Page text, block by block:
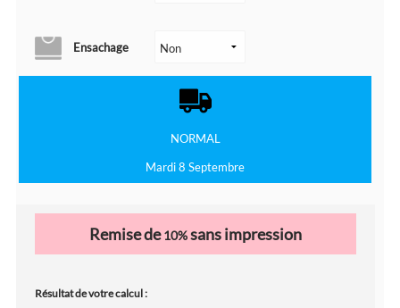
Ensachage
NORMAL
Mardi 8 Septembre
Remise de10%sans impression
Résultat de votre calcul :